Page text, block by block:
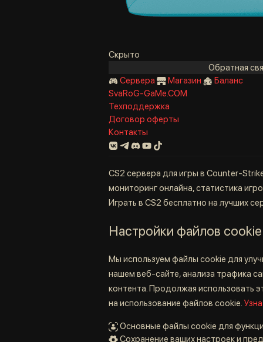
Скрыто
Обратная
Сервера
Магазин
Баланс
SvaRoG-GaMe.COM
Техподдержка
Договор оферты
Контакты
CS2 сервера для игры в Counter-
мониторинг онлайна, статистика
Играть в CS2 бесплатно на лучших
Настройки файлов cookie
Мы используем файлы cookie для
нашем веб-сайте, анализа трафика
контента. Продолжая использовать
на использование файлов cookie.
Основные файлы cookie для
Сохранение ваших настроек и